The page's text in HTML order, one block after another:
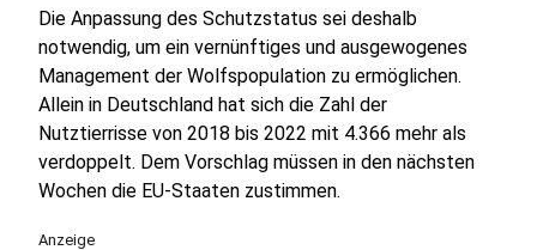
Die Anpassung des Schutzstatus sei deshalb
notwendig, um ein vernünftiges und ausgewogenes
Management der Wolfspopulation zu ermöglichen.
Allein in Deutschland hat sich die Zahl der
Nutztierrisse von 2018 bis 2022 mit 4.366 mehr als
verdoppelt. Dem Vorschlag müssen in den nächsten
Wochen die EU-Staaten zustimmen.
Anzeige